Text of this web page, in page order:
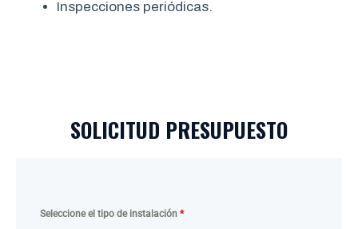
Inspecciones periódicas.
SOLICITUD PRESUPUESTO
Seleccione el tipo de instalación *